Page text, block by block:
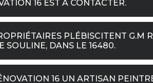
16 EST À CONTACTER.
PLÉBISCITENT G.M
SOULINE, DANS LE 16480.
16 UN ARTISAN